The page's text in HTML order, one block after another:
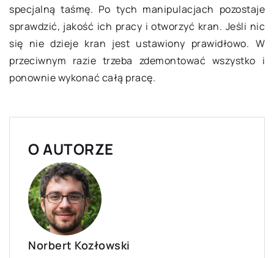
specjalną taśmę. Po tych manipulacjach pozostaje
sprawdzić, jakość ich pracy i otworzyć kran. Jeśli nic
się nie dzieje kran jest ustawiony prawidłowo. W
przeciwnym razie trzeba zdemontować wszystko i
ponownie wykonać całą pracę.
O AUTORZE
Norbert Kozłowski